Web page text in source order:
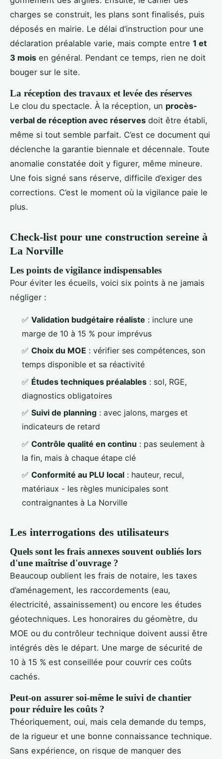
charges se construit, les plans sont finalisés, puis
déposés en mairie. Le délai d’instruction pour une
déclaration préalable varie, mais compte entre 1 et
3 mois en général. Pendant ce temps, rien ne doit
bouger sur le site.
La réception des travaux et levée des réserves
Le clou du spectacle. À la réception, un procès-
verbal de réception avec réserves doit être établi,
même si tout semble parfait. C’est ce document qui
déclenche la garantie biennale et décennale. Toute
anomalie constatée doit y figurer, même mineure.
Une fois signé sans réserve, difficile d’exiger des
corrections. C’est le moment où la vigilance paie le
plus.
Check-list pour une construction sereine à
La Norville
Les points de vigilance indispensables
Pour éviter les écueils, voici six points à ne jamais
négliger :
✅ Validation budgétaire réaliste : inclure une
marge de 10 à 15 % pour imprévus
✅ Choix du MOE : vérifier ses compétences, son
temps disponible et sa réactivité
✅ Études techniques préalables : sol, RGE,
diagnostics obligatoires
✅ Suivi de planning : avec jalons, marges et
indicateurs de retard
✅ Contrôle qualité en continu : pas seulement à
la fin, mais à chaque étape clé
✅ Conformité au PLU local : hauteur, recul,
matériaux - les règles municipales sont
contraignantes à La Norville
Les interrogations des utilisateurs
Quels sont les frais annexes souvent oubliés lors
d'une maîtrise d'ouvrage ?
Beaucoup oublient les frais de notaire, les taxes
d’aménagement, les raccordements (eau,
électricité, assainissement) ou encore les études
géotechniques. Les honoraires du géomètre, du
MOE ou du contrôleur technique doivent aussi être
intégrés dès le départ. Une marge de sécurité de
10 à 15 % est conseillée pour couvrir ces coûts
cachés.
Peut-on assurer soi-même le suivi de chantier
pour réduire les coûts ?
Théoriquement, oui, mais cela demande du temps,
de la rigueur et une bonne connaissance technique.
Sans expérience, on risque de manquer des